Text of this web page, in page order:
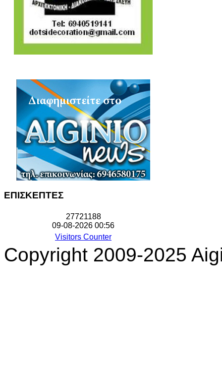
ΕΠΙΣΚΕΠΤΕΣ
27721188
09-08-2026 00:56
Visitors Counter
Copyright 2009-2025